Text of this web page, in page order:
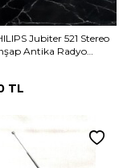
Jubiter 521 Stereo
Antika Radyo
TL